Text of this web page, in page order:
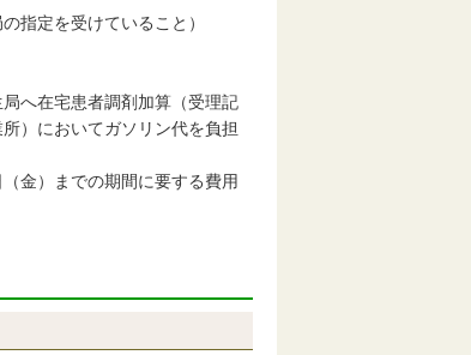
定を受けていること）
へ在宅患者調剤加算（受理記
においてガソリン代を負担
）までの期間に要する費用